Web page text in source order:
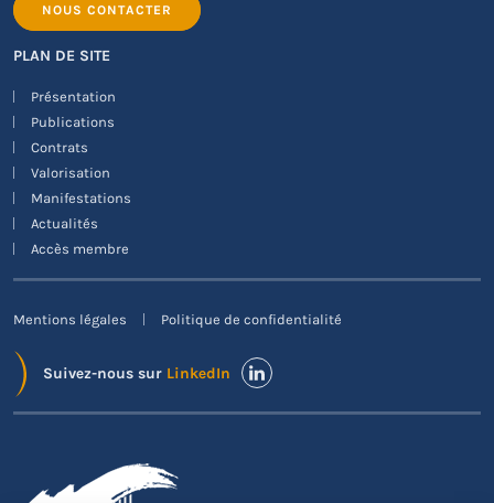
NOUS CONTACTER
PLAN DE SITE
Présentation
Publications
Contrats
Valorisation
Manifestations
Actualités
Accès membre
Mentions légales Politique de confidentialité
Suivez-nous sur LinkedIn